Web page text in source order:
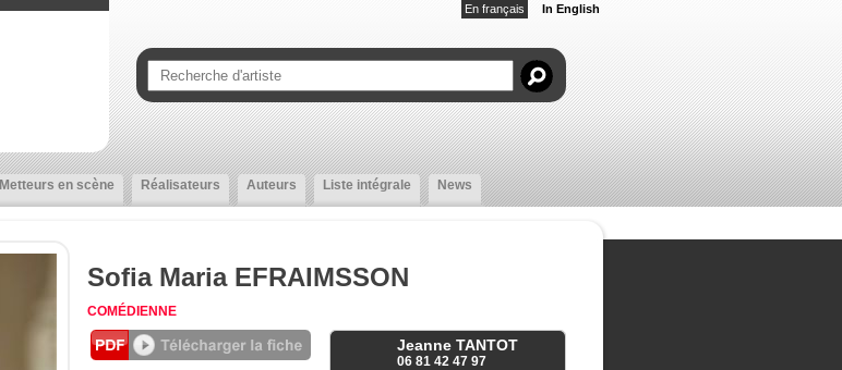
En français In English
Metteurs en scène Réalisateurs Auteurs Liste intégrale News
Sofia Maria EFRAIMSSON
COMÉDIENNE
Jeanne TANTOT
06 81 42 47 97